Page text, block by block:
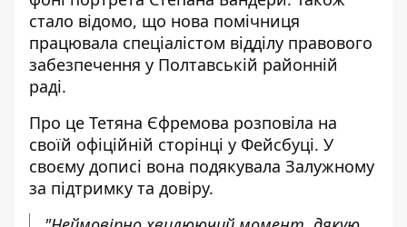
стало відомо, що нова помічниця
працювала спеціалістом відділу правового
забезпечення у Полтавській районній
раді.
Про це Тетяна Єфремова розповіла на
своїй офіційній сторінці у Фейсбуці. У
своєму дописі вона подякувала Залужному
за підтримку та довіру.